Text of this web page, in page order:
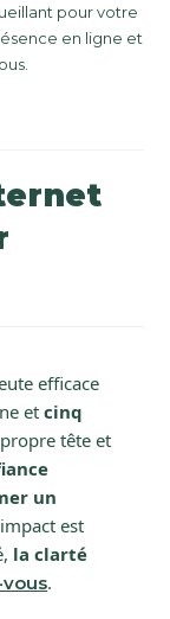
pour votre
en ligne et
efficace
etcinq
tête et
un
est
la clarté
.